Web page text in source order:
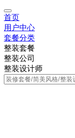
首页
用户中心
套餐分类
整装套餐
整装公司
整装设计师